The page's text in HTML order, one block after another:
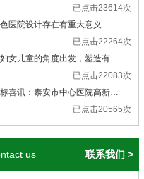
已点击23614次
医院设计存在有重大意义
已点击22264次
女儿童的角度出发，塑造有…
已点击22083次
喜讯：泰安市中心医院高新…
已点击20565次
us 联系我们 >